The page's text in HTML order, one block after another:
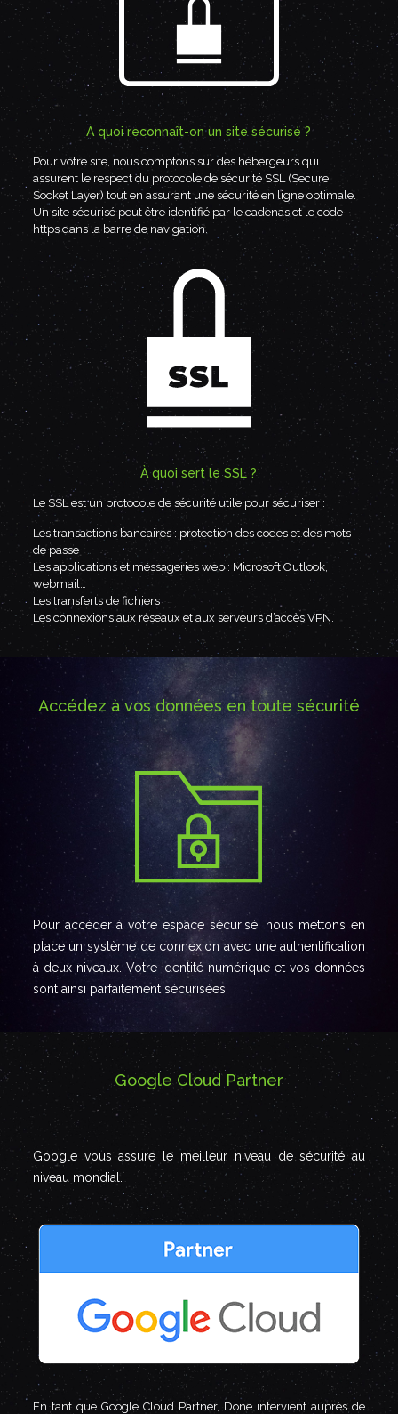
A quoi reconnaît-on un site sécurisé ?
Pour votre site, nous comptons sur des hébergeurs qui
assurent le respect du protocole de sécurité SSL (Secure
Socket Layer) tout en assurant une sécurité en ligne optimale.
Un site sécurisé peut être identifié par le cadenas et le code
https dans la barre de navigation.
À quoi sert le SSL ?
Le SSL est un protocole de sécurité utile pour sécuriser :
Les transactions bancaires : protection des codes et des mots
de passe
Les applications et messageries web : Microsoft Outlook,
webmail…
Les transferts de fichiers
Les connexions aux réseaux et aux serveurs d’accès VPN.
Accédez à vos données en toute sécurité
Pour accéder à votre espace sécurisé, nous mettons en
place un système de connexion avec une authentification
à deux niveaux. Votre identité numérique et vos données
sont ainsi parfaitement sécurisées.
Google Cloud Partner
Google vous assure le meilleur niveau de sécurité au
niveau mondial.
En tant que Google Cloud Partner, Done intervient auprès de